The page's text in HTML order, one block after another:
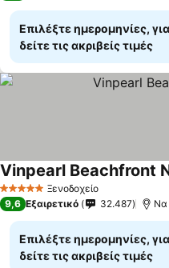
Επιλέξτε ημερομηνίες,
δείτε τις ακριβείς τιμές
5 Αστέρια Ξενοδοχείο
Vinpearl Beachfront
9,6 Εξαιρετικό 32.487 Να
Επιλέξτε ημερομηνίες,
δείτε τις ακριβείς τιμές